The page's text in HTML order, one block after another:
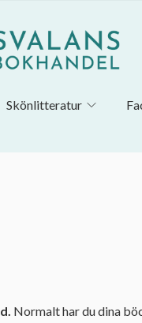
Skönlitteratur
Normalt har du dina